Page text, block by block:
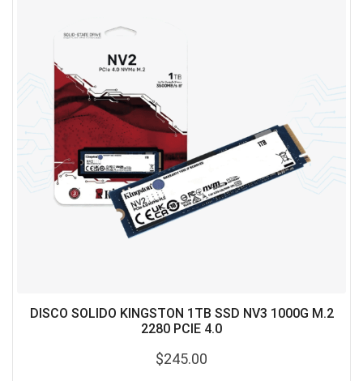
DISCO SOLIDO KINGSTON 1TB SSD NV3 1000G M.2
2280 PCIE 4.0
$245.00